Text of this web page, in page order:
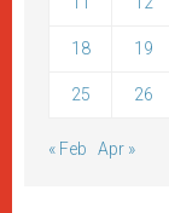
18 19
25 26
« Feb Apr »